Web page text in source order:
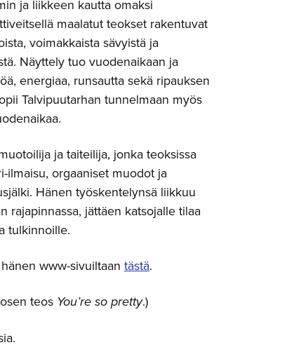
ja liikkeen kautta omaksi
maalatut teokset rakentuvat
voimakkaista sävyistä ja
Näyttely tuo vuodenaikaan ja
energiaa, runsautta sekä ripauksen
Talvipuutarhan tunnelmaan myös
ja taiteilija, jonka teoksissa
ilmaisu, orgaaniset muodot ja
Hänen työskentelynsä liikkuu
rajapinnassa, jättäen katsojalle tilaa
tulkinnoille.
www-sivuiltaan tästä.
teos You’re so pretty.)